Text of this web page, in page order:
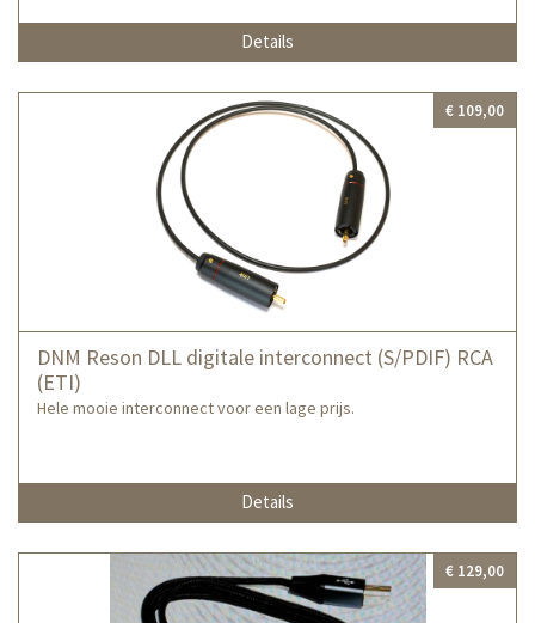
Details
DNM Reson DLL digitale interconnect (S/PDIF) RCA
(ETI)
Hele mooie interconnect voor een lage prijs.
€ 109,00
Details
€ 129,00